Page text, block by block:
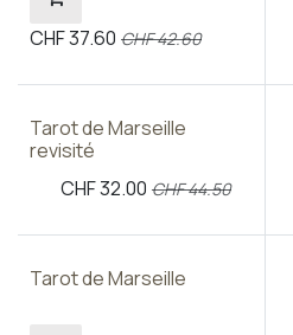
CHF37.60 CHF42.60
Tarot de Marseille
revisité
CHF32.00 CHF44.50
Tarot de Marseille